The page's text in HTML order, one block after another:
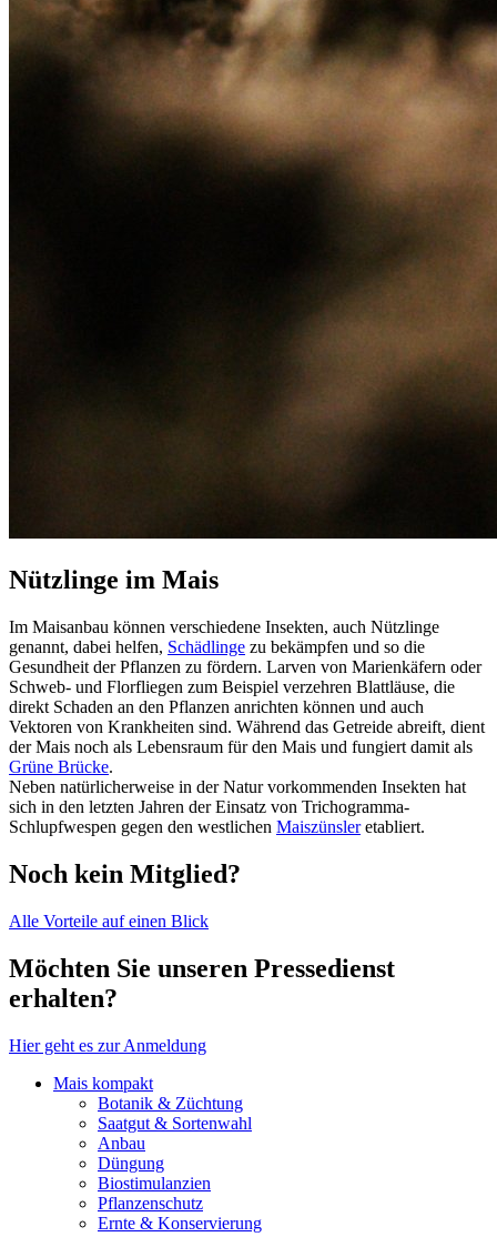
Nützlinge im Mais
Im Maisanbau können verschiedene Insekten, auch Nützlinge
genannt, dabei helfen, Schädlinge zu bekämpfen und so die
Gesundheit der Pflanzen zu fördern. Larven von Marienkäfern oder
Schweb- und Florfliegen zum Beispiel verzehren Blattläuse, die
direkt Schaden an den Pflanzen anrichten können und auch
Vektoren von Krankheiten sind. Während das Getreide abreift, dient
der Mais noch als Lebensraum für den Mais und fungiert damit als
Grüne Brücke.
Neben natürlicherweise in der Natur vorkommenden Insekten hat
sich in den letzten Jahren der Einsatz von Trichogramma-
Schlupfwespen gegen den westlichen Maiszünsleretabliert.
Noch kein Mitglied?
Alle Vorteile auf einen Blick
Möchten Sie unseren Pressedienst
erhalten?
Hier geht es zur Anmeldung
Mais kompakt
Botanik & Züchtung
Saatgut & Sortenwahl
Anbau
Düngung
Biostimulanzien
Pflanzenschutz
Ernte & Konservierung